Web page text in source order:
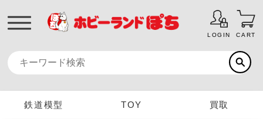
LOGIN CART
鉄道模型 TOY 買取